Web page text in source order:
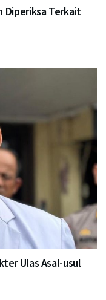
Diperiksa Terkait
Ulas Asal-usul